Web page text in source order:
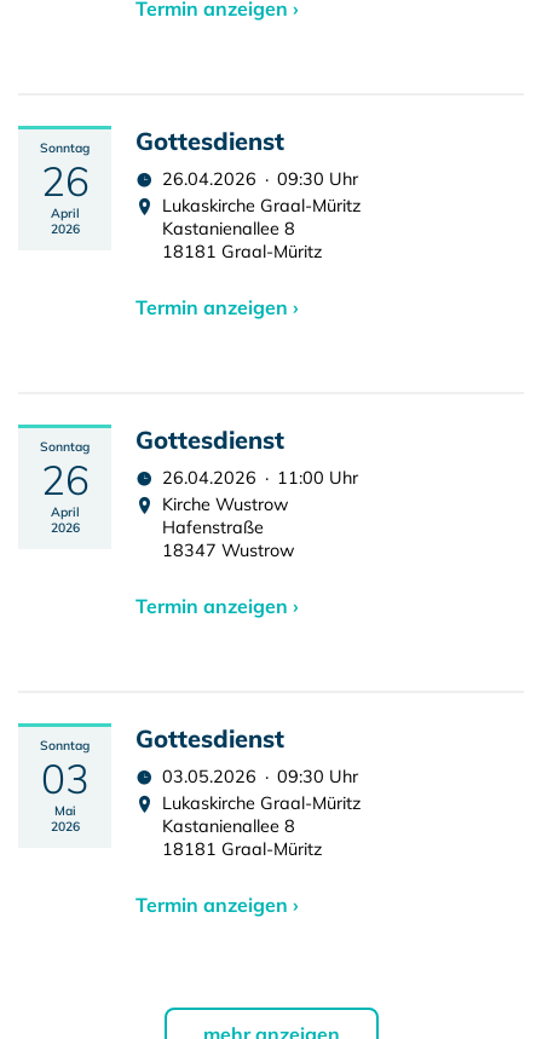
Termin anzeigen ›
Sonntag
26
April
2026
Gottesdienst
26.04.2026 · 09:30 Uhr
Lukaskirche Graal-Müritz
Kastanienallee 8
18181 Graal-Müritz
Termin anzeigen ›
Sonntag
26
April
2026
Gottesdienst
26.04.2026 · 11:00 Uhr
Kirche Wustrow
Hafenstraße
18347 Wustrow
Termin anzeigen ›
Sonntag
03
Mai
2026
Gottesdienst
03.05.2026 · 09:30 Uhr
Lukaskirche Graal-Müritz
Kastanienallee 8
18181 Graal-Müritz
Termin anzeigen ›
mehr anzeigen